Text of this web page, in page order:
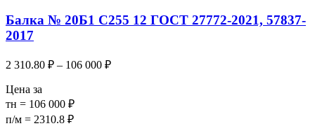
Балка № 20Б1 С255 12 ГОСТ 27772-2021, 57837-
2017
2 310.80 ₽ – 106 000 ₽
Цена за
тн = 106 000 ₽
п/м = 2310.8 ₽